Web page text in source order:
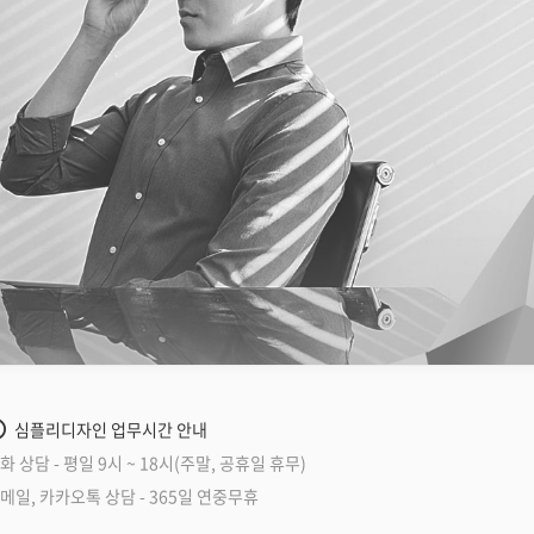
심플리디자인 업무시간 안내
상담 - 평일 9시 ~ 18시(주말, 공휴일 휴무)
일, 카카오톡 상담 - 365일 연중무휴